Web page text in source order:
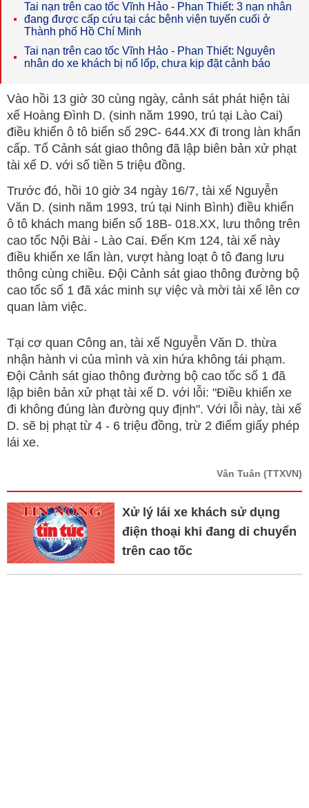
Tai nạn trên cao tốc Vĩnh Hảo - Phan Thiết: 3 nạn nhân
đang được cấp cứu tại các bệnh viện tuyến cuối ở
Thành phố Hồ Chí Minh
Tai nạn trên cao tốc Vĩnh Hảo - Phan Thiết: Nguyên
nhân do xe khách bị nổ lốp, chưa kịp đặt cảnh báo
Vào hồi 13 giờ 30 cùng ngày, cảnh sát phát hiện tài
xế Hoàng Đình D. (sinh năm 1990, trú tại Lào Cai)
điều khiển ô tô biển số 29C- 644.XX đi trong làn khẩn
cấp. Tổ Cảnh sát giao thông đã lập biên bản xử phạt
tài xế D. với số tiền 5 triệu đồng.
Trước đó, hồi 10 giờ 34 ngày 16/7, tài xế Nguyễn
Văn D. (sinh năm 1993, trú tại Ninh Bình) điều khiển
ô tô khách mang biển số 18B- 018.XX, lưu thông trên
cao tốc Nội Bài - Lào Cai. Đến Km 124, tài xế này
điều khiển xe lấn làn, vượt hàng loạt ô tô đang lưu
thông cùng chiều. Đội Cảnh sát giao thông đường bộ
cao tốc số 1 đã xác minh sự việc và mời tài xế lên cơ
quan làm việc.
Tại cơ quan Công an, tài xế Nguyễn Văn D. thừa
nhận hành vi của mình và xin hứa không tái phạm.
Đội Cảnh sát giao thông đường bộ cao tốc số 1 đã
lập biên bản xử phạt tài xế D. với lỗi: "Điều khiển xe
đi không đúng làn đường quy định". Với lỗi này, tài xế
D. sẽ bị phạt từ 4 - 6 triệu đồng, trừ 2 điểm giấy phép
lái xe.
Vân Tuân (TTXVN)
Xử lý lái xe khách sử dụng
điện thoại khi đang di chuyển
trên cao tốc